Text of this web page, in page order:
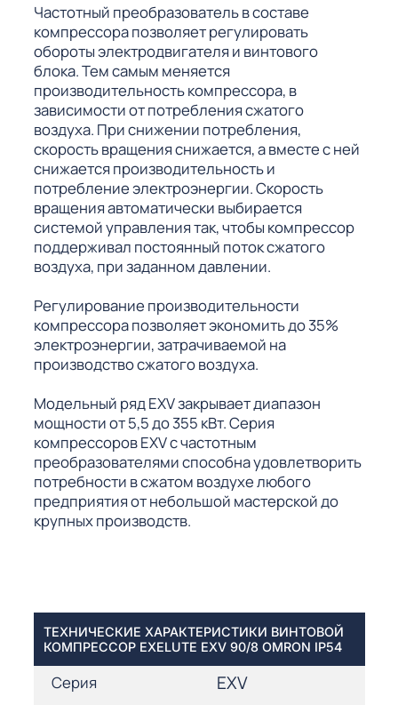
Частотный преобразователь в составе
компрессора позволяет регулировать
обороты электродвигателя и винтового
блока. Тем самым меняется
производительность компрессора, в
зависимости от потребления сжатого
воздуха. При снижении потребления,
скорость вращения снижается, а вместе с ней
снижается производительность и
потребление электроэнергии. Скорость
вращения автоматически выбирается
системой управления так, чтобы компрессор
поддерживал постоянный поток сжатого
воздуха, при заданном давлении.
Регулирование производительности
компрессора позволяет экономить до 35%
электроэнергии, затрачиваемой на
производство сжатого воздуха.
Модельный ряд EXV закрывает диапазон
мощности от 5,5 до 355 кВт. Серия
компрессоров EXV с частотным
преобразователями способна удовлетворить
потребности в сжатом воздухе любого
предприятия от небольшой мастерской до
крупных производств.
ТЕХНИЧЕСКИЕ ХАРАКТЕРИСТИКИ ВИНТОВОЙ
КОМПРЕССОР EXELUTE EXV 90/8 OMRON IP54
Серия EXV